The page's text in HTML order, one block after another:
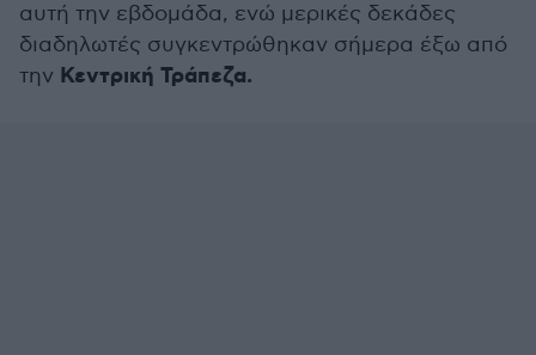
αυτή την εβδομάδα, ενώ μερικές δεκάδες
διαδηλωτές συγκεντρώθηκαν σήμερα έξω από
την Κεντρική Τράπεζα.